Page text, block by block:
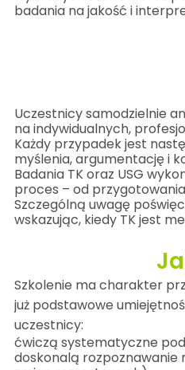
badania na jakość i
Uczestnicy samodzielnie
na indywidualnych,
Każdy przypadek jest
myślenia, argumentację i
Badania TK oraz USG
proces – od
Szczególną uwagę
wskazując, kiedy TK jest
Szkolenie ma charakter
już podstawowe
uczestnicy:
ćwiczą systematyczne
doskonalą rozpoznawanie